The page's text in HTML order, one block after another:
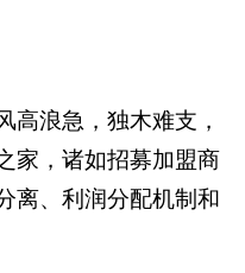
高浪急，独木难支，
家，诸如招募加盟商
离、利润分配机制和